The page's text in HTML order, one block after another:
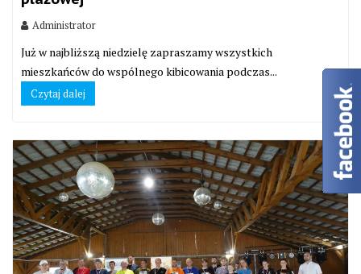
Administrator
Już w najbliższą niedzielę zapraszamy wszystkich
mieszkańców do wspólnego kibicowania podczas...
Czytaj dalej